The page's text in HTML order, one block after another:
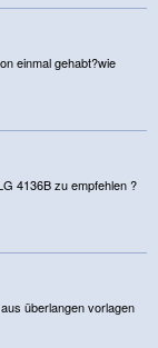
einmal gehabt?wie
4136B zu empfehlen ?
überlangen vorlagen